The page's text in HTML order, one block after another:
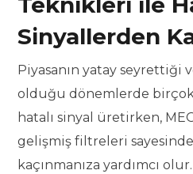
Sinyallerden
Piyasanın yatay seyrettiği
olduğu dönemlerde
hatalı sinyal üretirken,
gelişmiş filtreleri
kaçınmanıza yardımcı